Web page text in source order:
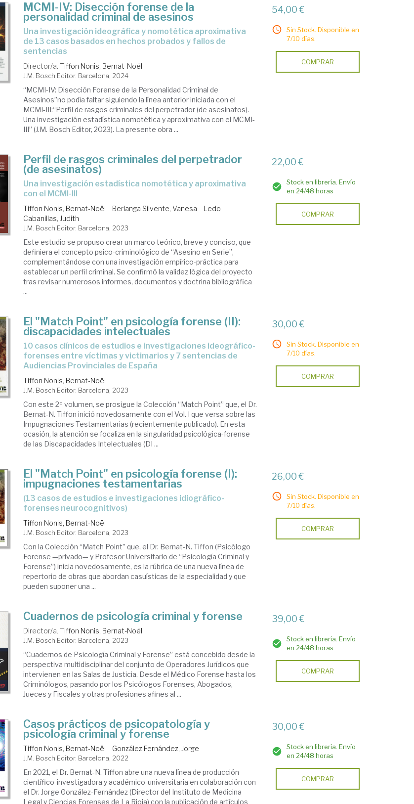
MCMI-IV: Disección forense de la
personalidad criminal de asesinos
Una investigación ideográfica y nomotética aproximativa
de 13 casos basados en hechos probados y fallos de
sentencias
Director/a.Tiffon Nonis, Bernat-Noël
J.M. Bosch Editor. Barcelona, 2024
“MCMI-IV: Disección Forense de la Personalidad Criminal de
Asesinos”no podía faltar siguiendo la línea anterior iniciada con el
MCMI-III:“Perfil de rasgos criminales del perpetrador (de asesinatos).
Una investigación estadística nomotética y aproximativa con el MCMI-
III” (J.M. Bosch Editor, 2023). La presente obra ...
54,00 €
Sin Stock. Disponible en
7/10 días.
COMPRAR
Perfil de rasgos criminales del perpetrador
(de asesinatos)
Una investigación estadística nomotética y aproximativa
con el MCMI-III
Tiffon Nonis, Bernat-Noël Berlanga Silvente, Vanesa
Ledo
Cabanillas, Judith
J.M. Bosch Editor. Barcelona, 2023
Este estudio se propuso crear un marco teórico, breve y conciso, que
definiera el concepto psico-criminológico de “Asesino en Serie”,
complementándose con una investigación empírico-práctica para
establecer un perfil criminal. Se confirmó la validez lógica del proyecto
tras revisar numerosos informes, documentos y doctrina bibliográfica
...
22,00 €
Stock en librería. Envío
en 24/48 horas
COMPRAR
El "Match Point" en psicología forense (II):
discapacidades intelectuales
10 casos clínicos de estudios e investigaciones ideográfico-
forenses entre víctimas y victimarios y 7 sentencias de
Audiencias Provinciales de España
Tiffon Nonis, Bernat-Noël
J.M. Bosch Editor. Barcelona, 2023
Con este 2º volumen, se prosigue la Colección “Match Point” que, el Dr.
Bernat-N. Tiffon inició novedosamente con el Vol. I que versa sobre las
Impugnaciones Testamentarias (recientemente publicado). En esta
ocasión, la atención se focaliza en la singularidad psicológica-forense
de las Discapacidades Intelectuales (DI ...
30,00 €
Sin Stock. Disponible en
7/10 días.
COMPRAR
El "Match Point" en psicología forense (I):
impugnaciones testamentarias
(13 casos de estudios e investigaciones idiográfico-
forenses neurocognitivos)
Tiffon Nonis, Bernat-Noël
J.M. Bosch Editor. Barcelona, 2023
Con la Colección “Match Point” que, el Dr. Bernat-N. Tiffon (Psicólogo
Forense —privado— y Profesor Universitario de “Psicología Criminal y
Forense”) inicia novedosamente, es la rúbrica de una nueva línea de
repertorio de obras que abordan casuísticas de la especialidad y que
pueden suponer una ...
26,00 €
Sin Stock. Disponible en
7/10 días.
COMPRAR
Cuadernos de psicología criminal y forense
Director/a.Tiffon Nonis, Bernat-Noël
J.M. Bosch Editor. Barcelona, 2023
“Cuadernos de Psicología Criminal y Forense” está concebido desde la
perspectiva multidisciplinar del conjunto de Operadores Jurídicos que
intervienen en las Salas de Justicia. Desde el Médico Forense hasta los
Criminólogos, pasando por los Psicólogos Forenses, Abogados,
Jueces y Fiscales y otras profesiones afines al ...
39,00 €
Stock en librería. Envío
en 24/48 horas
COMPRAR
Casos prácticos de psicopatología y
psicología criminal y forense
Tiffon Nonis, Bernat-Noël González Fernández, Jorge
J.M. Bosch Editor. Barcelona, 2022
En 2021, el Dr. Bernat-N. Tiffon abre una nueva línea de producción
científico-investigadora y académico-universitaria en colaboración con
el Dr. Jorge González-Fernández (Director del Instituto de Medicina
Legal y Ciencias Forenses de La Rioja) con la publicación de artículos
30,00 €
Stock en librería. Envío
en 24/48 horas
COMPRAR